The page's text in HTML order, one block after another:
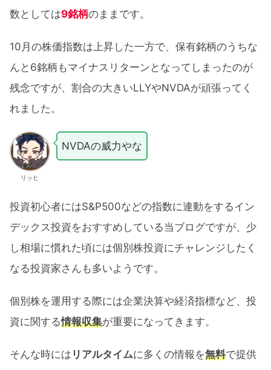
数としては9銘柄のままです。
10月の株価指数は上昇した一方で、保有銘柄のうちな
んと6銘柄もマイナスリターンとなってしまったのが
残念ですが、割合の大きいLLYやNVDAが頑張ってく
れました。
リッヒ
NVDAの威力やな
投資初心者にはS&P500などの指数に連動をするイン
デックス投資をおすすめしている当ブログですが、少
し相場に慣れた頃には個別株投資にチャレンジしたく
なる投資家さんも多いようです。
個別株を運用する際には企業決算や経済指標など、投
資に関する情報収集が重要になってきます。
そんな時には リアルタイムに多くの情報を無料で提供